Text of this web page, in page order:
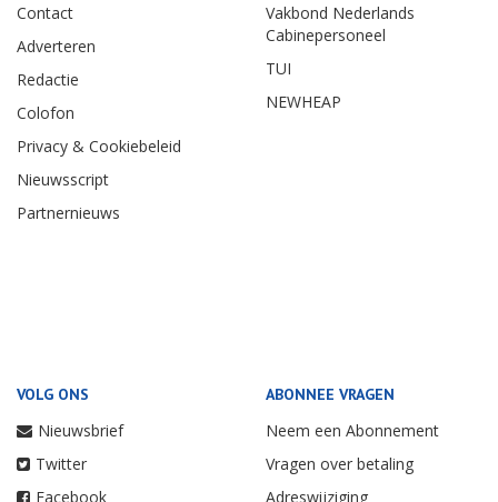
Contact
Adverteren
Redactie
Colofon
Privacy & Cookiebeleid
Nieuwsscript
Partnernieuws
Vakbond Nederlands
Cabinepersoneel
TUI
NEWHEAP
VOLG ONS
Nieuwsbrief
Twitter
Facebook
ABONNEE VRAGEN
Neem een Abonnement
Vragen over betaling
Adreswijziging